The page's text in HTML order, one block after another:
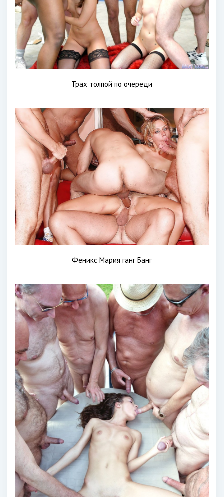
Трах толпой по очереди
Феникс Мария ганг Банг